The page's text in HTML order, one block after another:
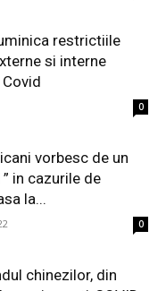
restrictiile
si interne
0
vorbesc de un
in cazurile de
la...
0
chinezilor, din